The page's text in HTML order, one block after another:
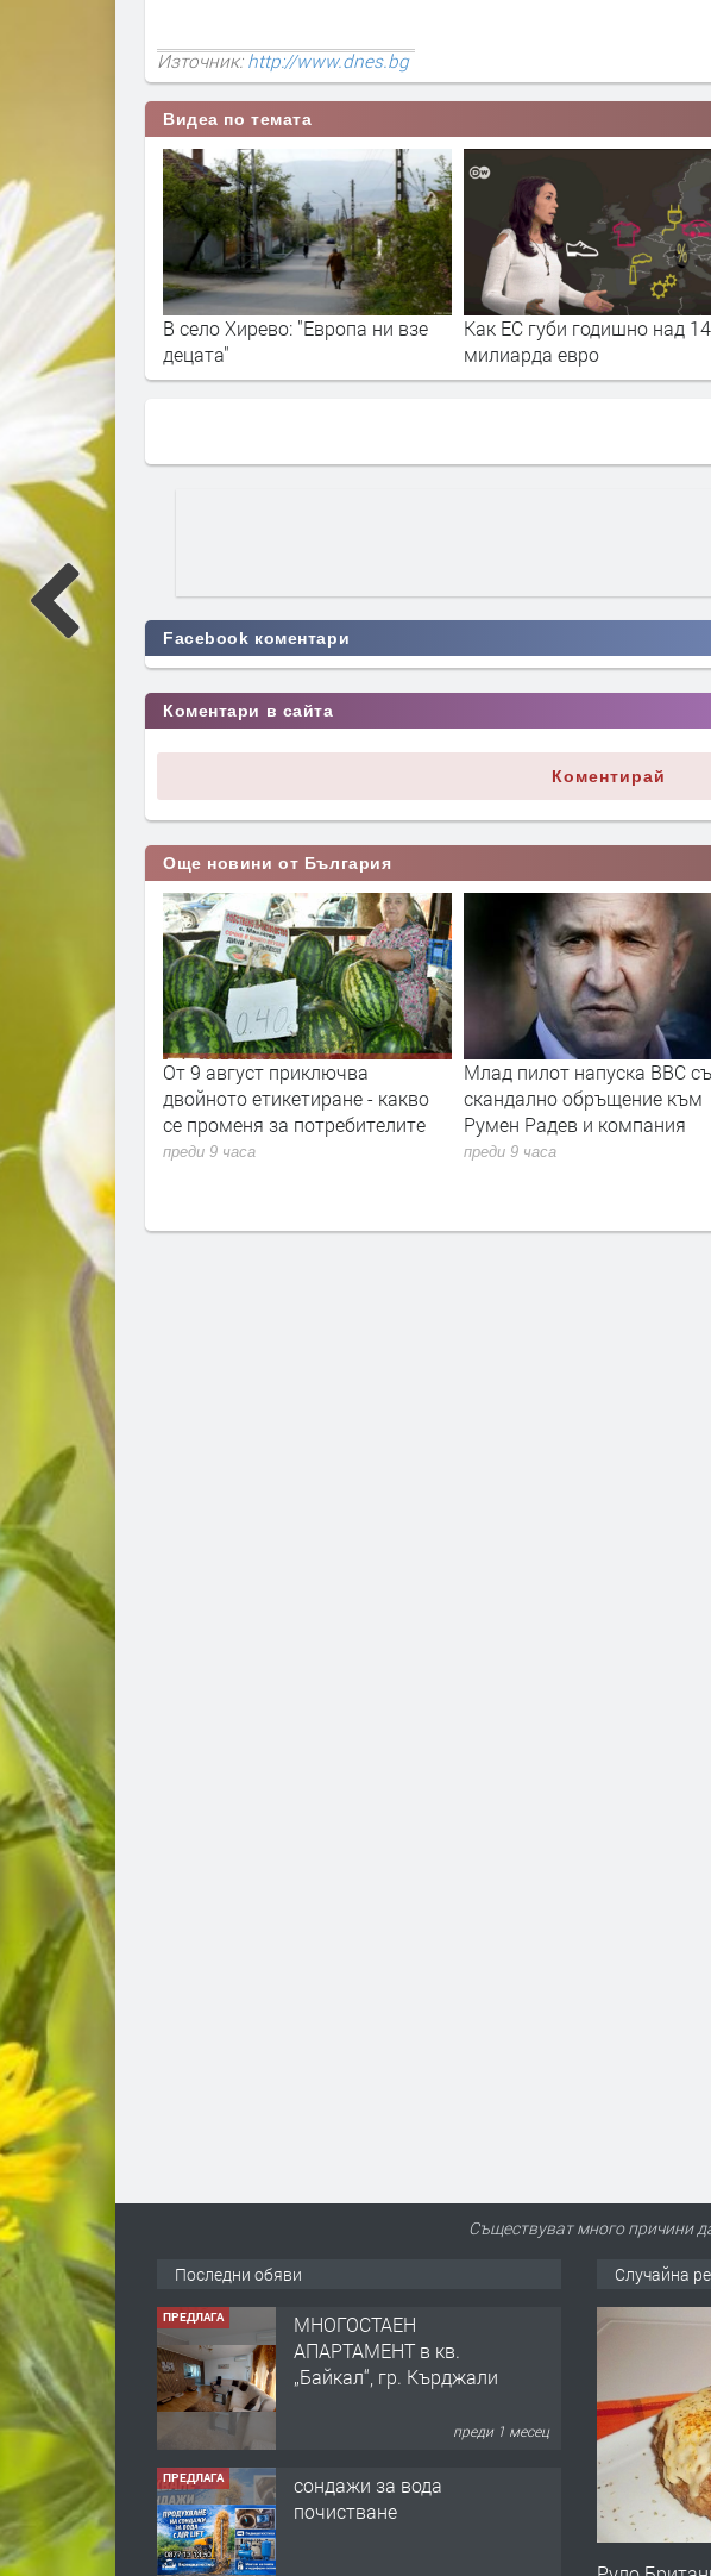
Източник:http://www.dnes.bg
Видеа по темата
В село Хирево: "Европа ни взе
децата"
Как ЕС губи годишно над
милиарда евро
Facebook коментари
Коментари в сайта
Коментирай
Още новини от България
ще провeрява
на
От 9 август приключва
двойното етикетиране - какво
се променя за потребителите
преди 9 часа
Млад пилот напуска ВВС
скандално обръщение към
Румен Радев и компания
преди 9 часа
Съществуват много причини
Последни обяви
АПАРТАМЕНТ в кв.
„Байкал“, гр. Кърджали
почистване
Случайна